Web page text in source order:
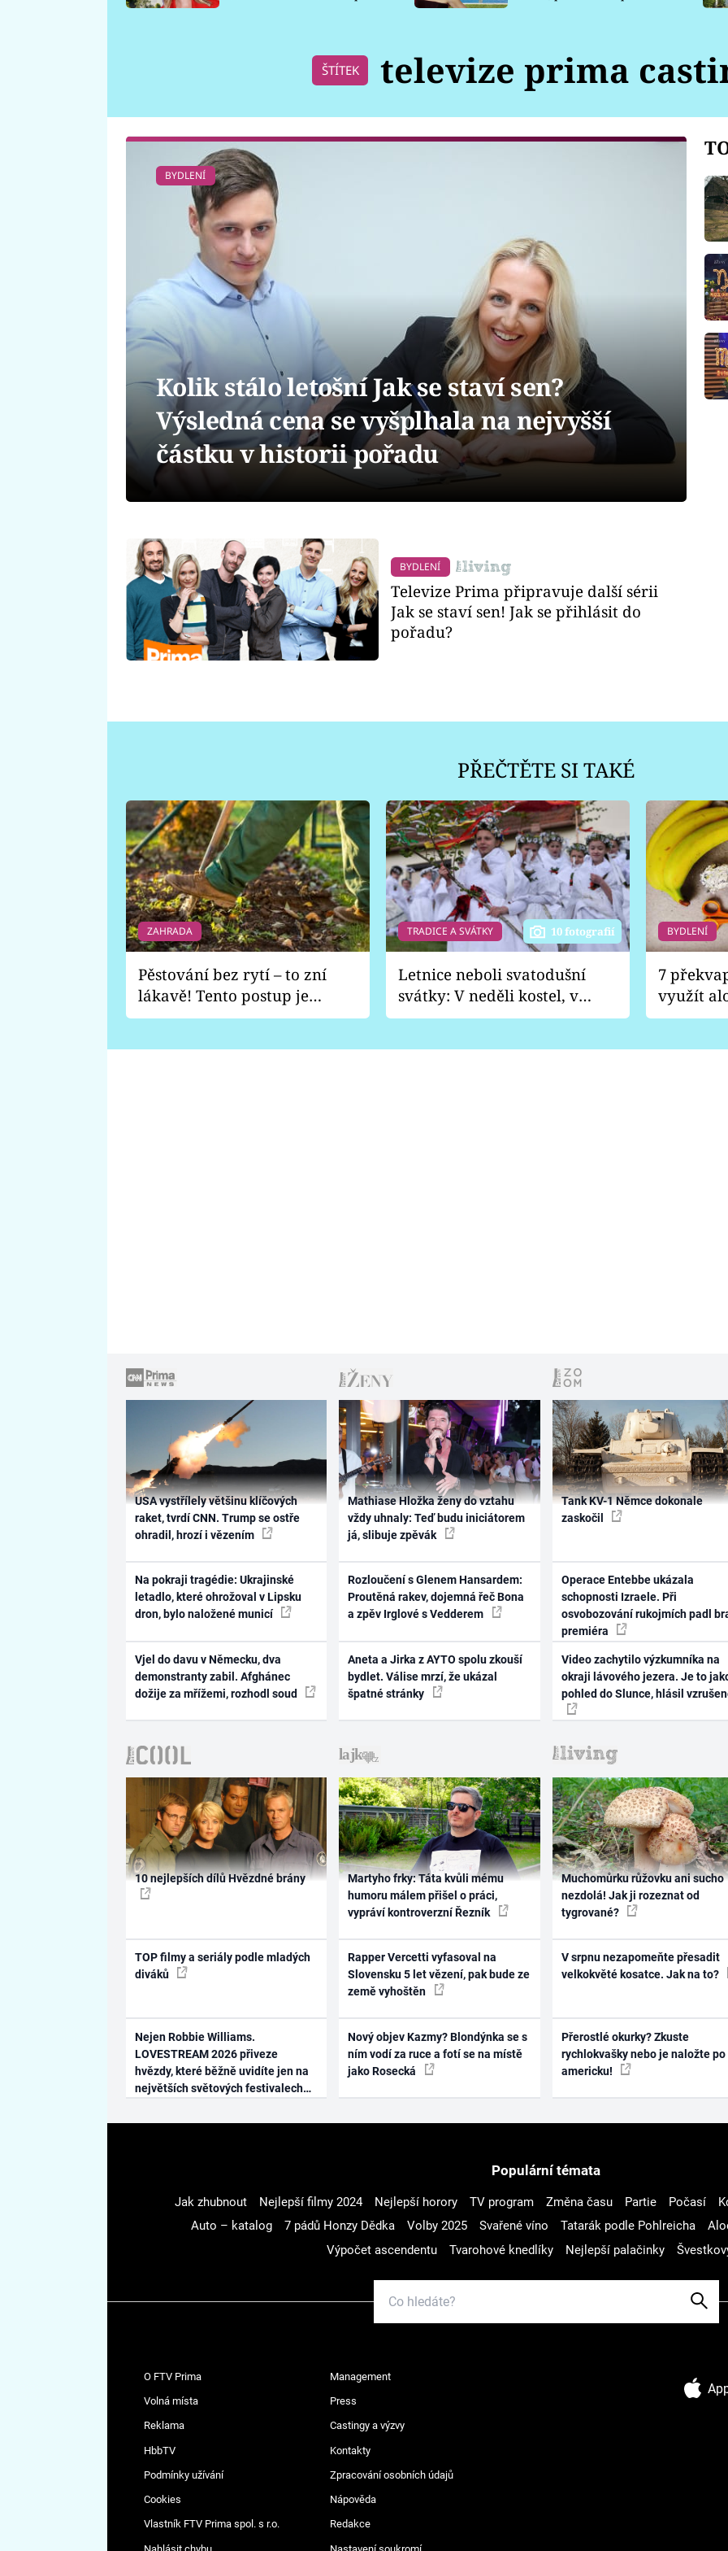
ŠTÍTEK televize prima
BYDLENÍ
Kolik stálo letošní Jak se staví sen?
Výsledná cena se vyšplhala na nejvyšší
částku v historii pořadu
BYDLENÍ
Televize Prima připravuje další sérii
Jak se staví sen! Jak se přihlásit do
pořadu?
PŘEČTĚTE SI TAKÉ
ZAHRADA
Pěstování bez rytí – to zní
lákavě! Tento postup je
vhodný jen pro některé
TRADICE A SVÁTKY 10 fotografií
Letnice neboli svatodušní
svátky: V neděli kostel, v
pondělí zábava
BYDLENÍ
7
využít
USA vystřílely většinu klíčových
raket, tvrdí CNN. Trump se ostře
ohradil, hrozí i vězením
Na pokraji tragédie: Ukrajinské
letadlo, které ohrožoval v Lipsku
dron, bylo naložené municí
Vjel do davu v Německu, dva
demonstranty zabil. Afghánec
dožije za mřížemi, rozhodl soud
Mathiase Hložka ženy do vztahu
vždy uhnaly: Teď budu iniciátorem
já, slibuje zpěvák
Rozloučení s Glenem Hansardem:
Proutěná rakev, dojemná řeč Bona
a zpěv Irglové s Vedderem
Aneta a Jirka z AYTO spolu zkouší
bydlet. Válise mrzí, že ukázal
špatné stránky
Tank KV-1 Němce dokonale
zaskočil
Operace Entebbe ukázala
schopnosti Izraele. Při
osvobozování rukojmích padl
premiéra
Video zachytilo výzkumníka na
okraji lávového jezera. Je to
pohled do Slunce, hlásil
10 nejlepších dílů Hvězdné brány
TOP filmy a seriály podle mladých
diváků
Nejen Robbie Williams.
LOVESTREAM 2026 přiveze
hvězdy, které běžně uvidíte jen na
největších světových festivalech
Martyho frky: Táta kvůli mému
humoru málem přišel o práci,
vypráví kontroverzní Řezník
Rapper Vercetti vyfasoval na
Slovensku 5 let vězení, pak bude ze
země vyhoštěn
Nový objev Kazmy? Blondýnka se s
ním vodí za ruce a fotí se na místě
jako Rosecká
Muchomůrku růžovku ani sucho
nezdolá! Jak ji rozeznat od
tygrované?
V srpnu nezapomeňte přesadit
velkokvěté kosatce. Jak na to?
Přerostlé okurky? Zkuste
rychlokvašky nebo je naložte po
americku!
Populární témata
Jak zhubnout Nejlepší filmy 2024 Nejlepší horory TV program Změna času Partie Počasí
Auto – katalog
7 pádů Honzy Dědka Volby 2025 Svařené víno Tatarák podle Pohlreicha
Výpočet ascendentu
Tvarohové knedlíky Nejlepší palačinky
O FTV Prima Management
Volná místa Press
Reklama Castingy a výzvy
HbbTV Kontakty
Podmínky užívání Zpracování osobních údajů
Cookies Nápověda
Vlastník FTV Prima spol. s r.o. Redakce